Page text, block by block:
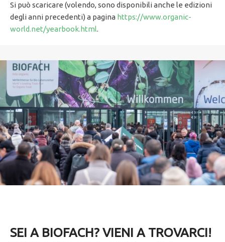
Si può scaricare (volendo, sono disponibili anche le edizioni
degli anni precedenti) a pagina https://www.organic-
world.net/yearbook.html.
SEI A BIOFACH? VIENI A TROVARCI!